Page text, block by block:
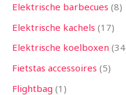
Elektrische barbecues 8
Elektrische kachels 17
Elektrische koelboxen 34
Fietstas accessoires 5
Flightbag 1